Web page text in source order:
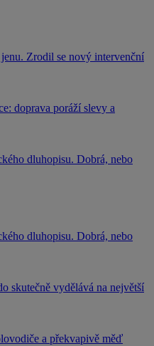
Zrodil se nový intervenční
doprava poráží slevy a
dluhopisu. Dobrá, nebo
dluhopisu. Dobrá, nebo
skutečně vydělává na největší
a překvapivě měď